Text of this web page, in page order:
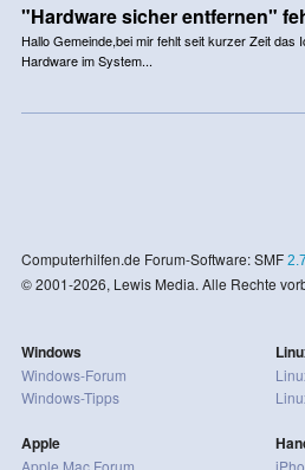
"Hardware sicher entfernen"
Hallo Gemeinde,bei mir fehlt seit kurzer Zeit das
Hardware im System...
Computerhilfen.de Forum-Software: SMF
© 2001-2026, Lewis Media. Alle Rechte
Windows
Windows-Forum
Windows-Tipps
Apple
Apple Mac Forum